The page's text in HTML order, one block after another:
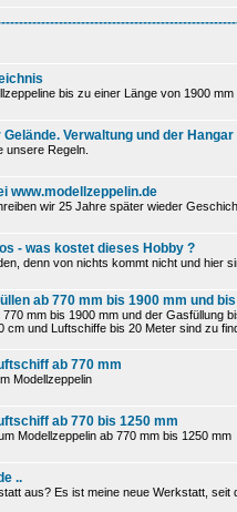
bis zu einer Länge von 1900 mm
Verwaltung und der Hangar
unsere Regeln.
www.modellzeppelin.de
wir 25 Jahre später wieder
- was kostet dieses Hobby ?
denn von nichts kommt nicht und hier
ab 770 mm bis 1900 mm und
770 mm bis 1900 mm und der
cm und Luftschiffe bis 20 Meter sind zu
ab 770 mm
Modellzeppelin
ab 770 bis 1250 mm
Modellzeppelin ab 770 mm bis 1250 mm
..
aus? Es ist meine neue Werkstatt, seit